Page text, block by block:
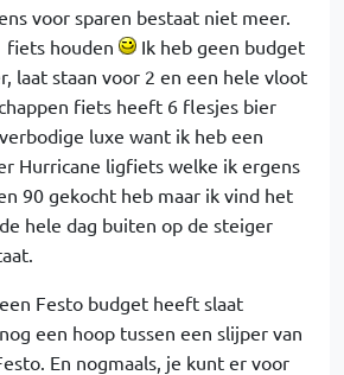
voor sparen bestaat niet meer.
fiets houden
Ik heb geen budget
laat staan voor 2 en een hele vloot
fiets heeft 6 flesjes bier
luxe want ik heb een
Hurricane ligfiets welke ik ergens
90 gekocht heb maar ik vind het
hele dag buiten op de steiger
Festo budget heeft slaat
een hoop tussen een slijper van
En nogmaals, je kunt er voor